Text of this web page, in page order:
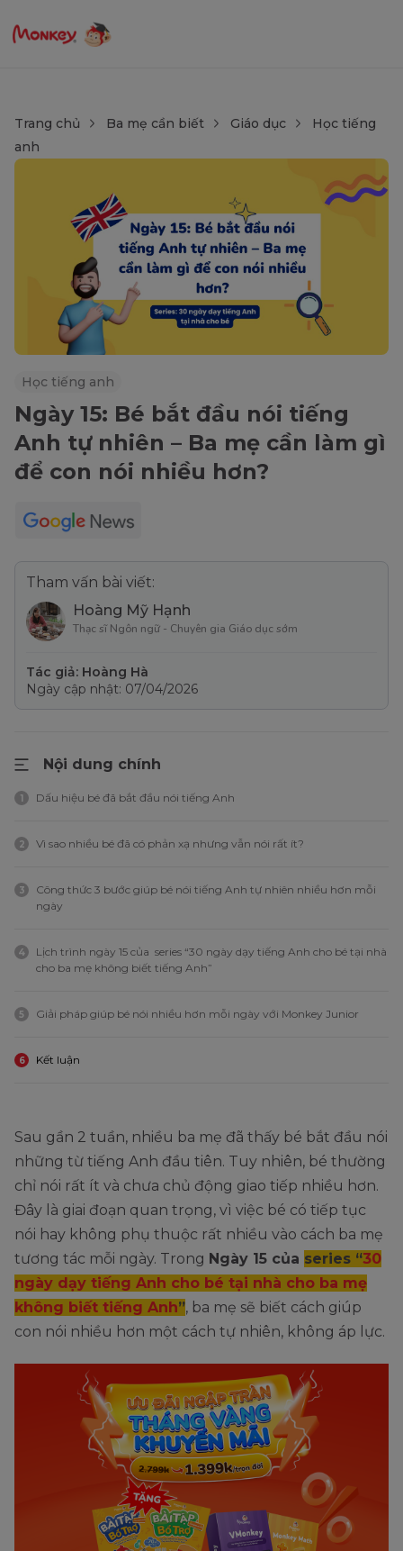
Trang chủ Ba mẹ cần biết Giáo dục
Học tiếng
anh
Học tiếng anh
Ngày 15: Bé bắt đầu nói tiếng
Anh tự nhiên – Ba mẹ cần làm gì
để con nói nhiều hơn?
Tham vấn bài viết:
Hoàng Mỹ Hạnh
Thạc sĩ Ngôn ngữ - Chuyên gia Giáo dục sớm
Tác giả: Hoàng Hà
Ngày cập nhật: 07/04/2026
Nội dung chính
1 Dấu hiệu bé đã bắt đầu nói tiếng Anh
2 Vì sao nhiều bé đã có phản xạ nhưng vẫn nói rất ít?
3
Công thức 3 bước giúp bé nói tiếng Anh tự nhiên nhiều hơn mỗi
ngày
4
Lịch trình ngày 15 của series “30 ngày dạy tiếng Anh cho bé tại nhà
cho ba mẹ không biết tiếng Anh”
5 Giải pháp giúp bé nói nhiều hơn mỗi ngày với Monkey Junior
6 Kết luận
Sau gần 2 tuần, nhiều ba mẹ đã thấy bé bắt đầu nói
những từ tiếng Anh đầu tiên. Tuy nhiên, bé thường
chỉ nói rất ít và chưa chủ động giao tiếp nhiều hơn.
Đây là giai đoạn quan trọng, vì việc bé có tiếp tục
nói hay không phụ thuộc rất nhiều vào cách ba mẹ
tương tác mỗi ngày. Trong Ngày 15 của series “30
ngày dạy tiếng Anh cho bé tại nhà cho ba mẹ
không biết tiếng Anh”, ba mẹ sẽ biết cách giúp
con nói nhiều hơn một cách tự nhiên, không áp lực.